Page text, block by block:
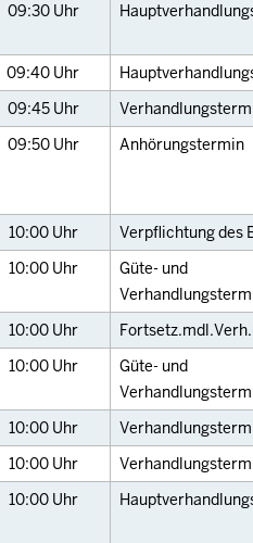
09:30 Uhr
09:40 Uhr
09:45 Uhr
09:50 Uhr Anhörungstermin
10:00 Uhr Verpflichtung des
10:00 Uhr
Güte- und
10:00 Uhr
10:00 Uhr
Güte- und
10:00 Uhr
10:00 Uhr
10:00 Uhr